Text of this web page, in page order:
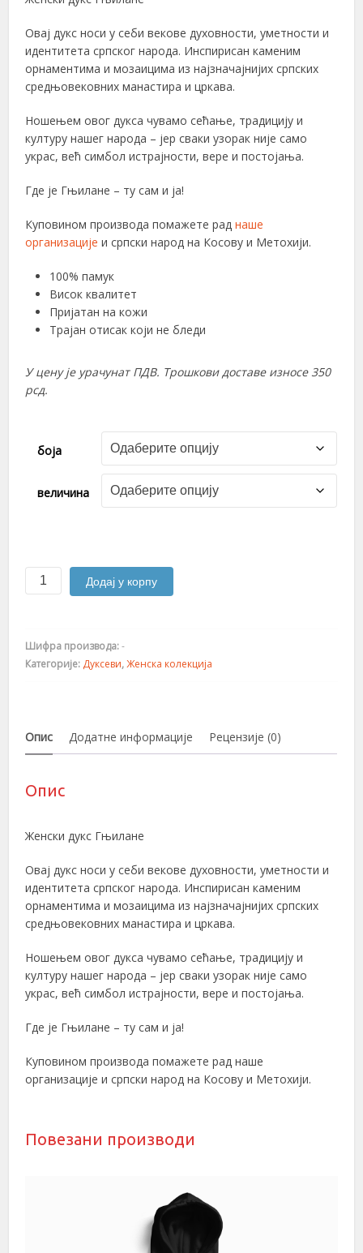
Овај дукс носи у себи векове духовности, уметности и
идентитета српског народа. Инспирисан каменим
орнаментима и мозаицима из најзначајнијих српских
средњовековних манастира и цркава.
Ношењем овог дукса чувамо сећање, традицију и
културу нашег народа – јер сваки узорак није само
украс, већ симбол истрајности, вере и постојања.
Где је Гњилане – ту сам и ја!
Куповином производа помажете раднаше
организацијеи српски народ на Косову и Метохији.
100% памук
Висок квалитет
Пријатан на кожи
Трајан отисак који не бледи
У цену је урачунат ПДВ. Трошкови доставе износе 350
рсд.
боја
величина
Гњилане
количина
Додај у корпу
Шифра производа:-
Категорије: Дуксеви,Женска колекција
Опис Додатне информације Рецензије (0)
Опис
Женски дукс Гњилане
Овај дукс носи у себи векове духовности, уметности и
идентитета српског народа. Инспирисан каменим
орнаментима и мозаицима из најзначајнијих српских
средњовековних манастира и цркава.
Ношењем овог дукса чувамо сећање, традицију и
културу нашег народа – јер сваки узорак није само
украс, већ симбол истрајности, вере и постојања.
Где је Гњилане – ту сам и ја!
Куповином производа помажете рад наше
организације и српски народ на Косову и Метохији.
Повезани производи